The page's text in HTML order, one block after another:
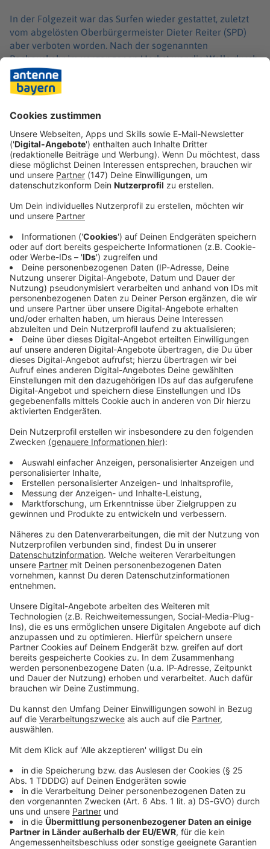
In der Folgezeit war das Surfen wieder gestattet, zuletzt
vom abgelösten Oberbürgermeister Dieter Reiter (SPD)
aber verboten worden. Nach der sogenannten
Bachauskehr im vergangenen Herbst war die Welle durch
einen Mangel an natürlichen Hindernissen im Flussbett
verschwunden. Unbekannte brachten in der Folge
mehrmals künstliche Hindernisse ein, die dann wieder
entfernt wurden. Solange es auf dem Bach eine Welle gab,
Immer auf dem Laufenden
bleiben!
Verpass' nichts mehr - mit unserem kostenlosen
ANTENNE BAYERN Newsletter. Ob Nachrichten,
Lifestyle oder unsere neuesten Aktionen - wir
informieren dich.
Zum Newsletter anmelden
Du möchtest uns etwas sagen?
Studio Hotline
Kontaktformular
Sprachnachricht
© dpa-infocom, dpa:260508-930-54026/2
Bayern